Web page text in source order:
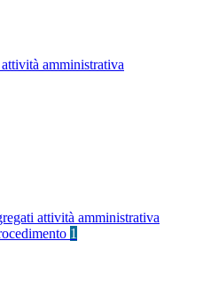
amministrativa
attività amministrativa
1